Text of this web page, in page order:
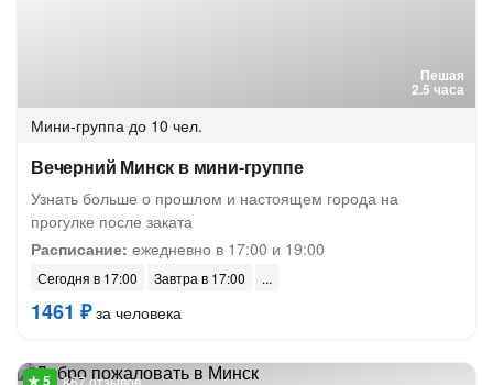
Пешая
2.5 часа
Мини-группа до 10 чел.
Вечерний Минск в мини-группе
Узнать больше о прошлом и настоящем города на
прогулке после заката
Расписание: ежедневно в 17:00 и 19:00
Сегодня в 17:00 Завтра в 17:00
1461 ₽за человека
867 отзывов